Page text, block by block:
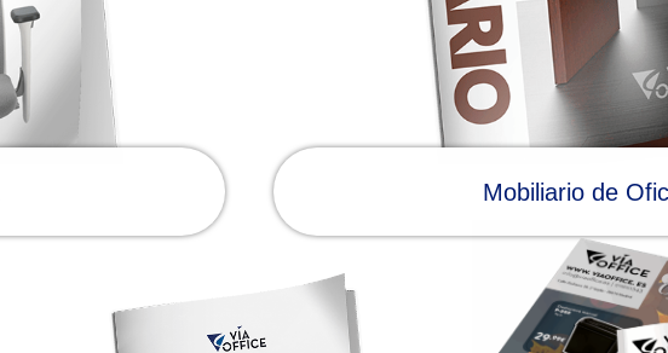
Mobiliario de